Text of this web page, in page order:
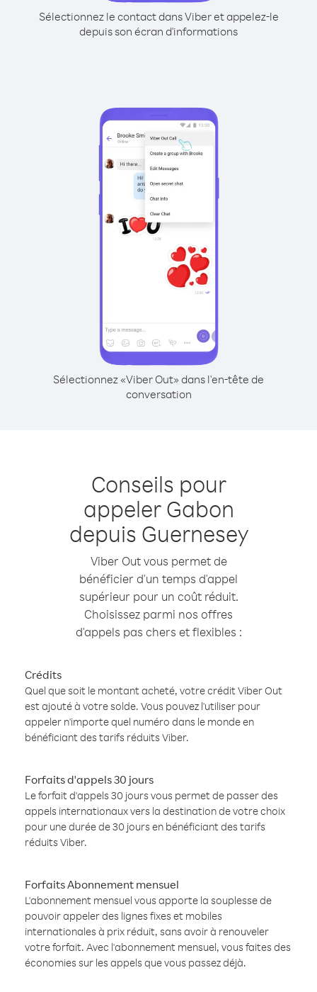
Sélectionnez le contact dans Viber et appelez-le
depuis son écran d'informations
Sélectionnez «Viber Out» dans l'en-tête de
conversation
Conseils pour
appeler Gabon
depuis Guernesey
Viber Out vous permet de
bénéficier d'un temps d'appel
supérieur pour un coût réduit.
Choisissez parmi nos offres
d'appels pas chers et flexibles :
Crédits
Quel que soit le montant acheté, votre crédit Viber Out
est ajouté à votre solde. Vous pouvez l'utiliser pour
appeler n'importe quel numéro dans le monde en
bénéficiant des tarifs réduits Viber.
Forfaits d'appels 30 jours
Le forfait d'appels 30 jours vous permet de passer des
appels internationaux vers la destination de votre choix
pour une durée de 30 jours en bénéficiant des tarifs
réduits Viber.
Forfaits Abonnement mensuel
L'abonnement mensuel vous apporte la souplesse de
pouvoir appeler des lignes fixes et mobiles
internationales à prix réduit, sans avoir à renouveler
votre forfait. Avec l'abonnement mensuel, vous faites des
économies sur les appels que vous passez déjà.